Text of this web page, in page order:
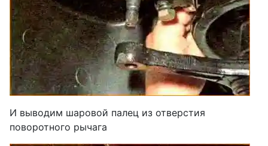
И выводим шаровой палец из отверстия
поворотного рычага